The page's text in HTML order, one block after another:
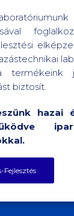
termékeink
biztosít.
hazai
Fejlesztés